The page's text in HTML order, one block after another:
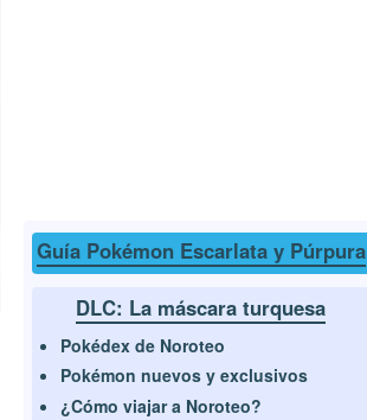
Guía Pokémon Escarlata y Púrpura
DLC: La máscara turquesa
Pokédex de Noroteo
Pokémon nuevos y exclusivos
¿Cómo viajar a Noroteo?